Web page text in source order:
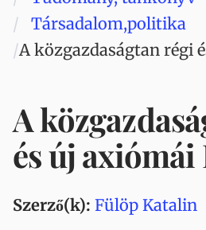
Társadalom,politika
A közgazdaságtan régi
A
és új axiómái
Szerző(k): Fülöp Katalin